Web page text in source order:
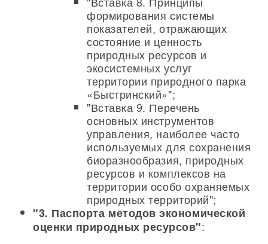
формирования системы
показателей, отражающих
состояние и ценность
природных ресурсов и
экосистемных услуг
территории природного парка
«Быстринский»";
"Вставка 9. Перечень
основных инструментов
управления, наиболее часто
используемых для сохранения
биоразнообразия, природных
ресурсов и комплексов на
территории особо охраняемых
природных территорий";
"3. Паспорта методов экономической
оценки природных ресурсов":